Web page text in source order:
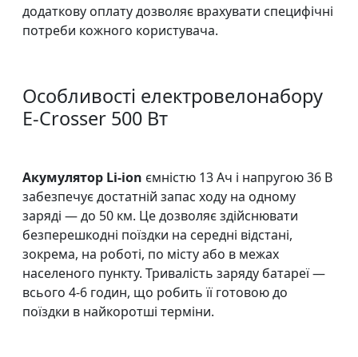
додаткову оплату дозволяє врахувати специфічні
потреби кожного користувача.
Особливості електровелонабору
E-Crosser 500 Вт
Акумулятор Li-ion ємністю 13 Ач і напругою 36 В
забезпечує достатній запас ходу на одному
заряді — до 50 км. Це дозволяє здійснювати
безперешкодні поїздки на середні відстані,
зокрема, на роботі, по місту або в межах
населеного пункту. Тривалість заряду батареї —
всього 4-6 годин, що робить її готовою до
поїздки в найкоротші терміни.